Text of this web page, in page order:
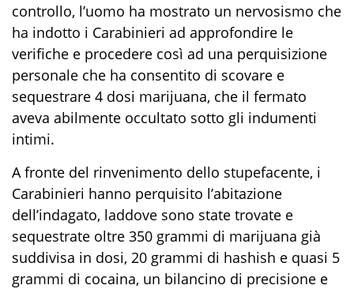
controllo, l’uomo ha mostrato un nervosismo che
ha indotto i Carabinieri ad approfondire le
verifiche e procedere così ad una perquisizione
personale che ha consentito di scovare e
sequestrare 4 dosi marijuana, che il fermato
aveva abilmente occultato sotto gli indumenti
intimi.
A fronte del rinvenimento dello stupefacente, i
Carabinieri hanno perquisito l’abitazione
dell’indagato, laddove sono state trovate e
sequestrate oltre 350 grammi di marijuana già
suddivisa in dosi, 20 grammi di hashish e quasi 5
grammi di cocaina, un bilancino di precisione e